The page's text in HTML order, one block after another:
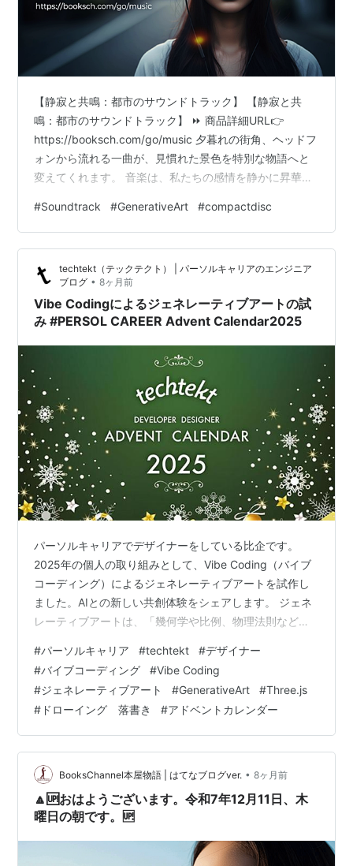
【静寂と共鳴：都市のサウンドトラック】 【静寂と共
鳴：都市のサウンドトラック】 ⏩ 商品詳細URL👉
https://booksch.com/go/music 夕暮れの街角、ヘッドフ
ォンから流れる一曲が、見慣れた景色を特別な物語へと
変えてくれます。 音楽は、私たちの感情を静かに昇華さ
の心に深く共鳴する、至高のメロディを共に探してみま
せんか。 BooksChannel | STORE🛒公式本店
https://booksch.shop🎶MUSICカテゴリーはこちら👉
https://booksch.shop/collections/cd🎵公式音楽店…
#Soundtrack #GenerativeArt #compactdisc
techtekt（テックテクト） | パーソルキャリアのエンジニア
ブログ • 8ヶ月前
Vibe Codingによるジェネレーティブアートの試
み #PERSOL CAREER Advent Calendar2025
パーソルキャリアでデザイナーをしている比企です。
2025年の個人の取り組みとして、Vibe Coding（バイブ
コーディング）によるジェネレーティブアートを試作し
ました。AIとの新しい共創体験をシェアします。 ジェネ
レーティブアートは、「幾何学や比例、物理法則などの
し、変動や偶発性を内包した生成プロセスを通じて作品
を生み出す表現」です。近年では、生成手法の一つとし
てVibe Codingがあります。Vibe Codingは、完成形では
なく生成条件を与える点においてジェネレーティブアー
トの思想と共通しています。また、Vibe Codingは、生…
#パーソルキャリア #techtekt #デザイナー
#バイブコーディング #Vibe Coding
#ジェネレーティブアート #GenerativeArt #Three.js
# ドローイング 落書き #アドベントカレンダー
BooksChannel本屋物語 | はてなブログver. • 8ヶ月前
🔼🆙おはようございます。令和7年12月11日、木
曜日の朝です。🆙